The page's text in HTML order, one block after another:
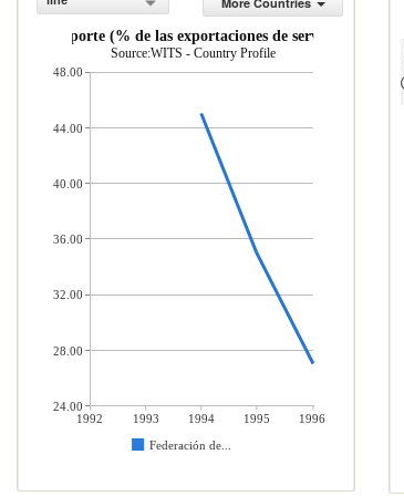
de transporte (% de las exportaciones de servicios
Source:WITS - Country Profile
1992 1993 1994 1995
1996
Federación de...
48.00
44.00
40.00
36.00
32.00
28.00
24.00